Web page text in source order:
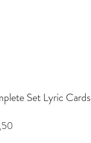
Set Lyric Cards